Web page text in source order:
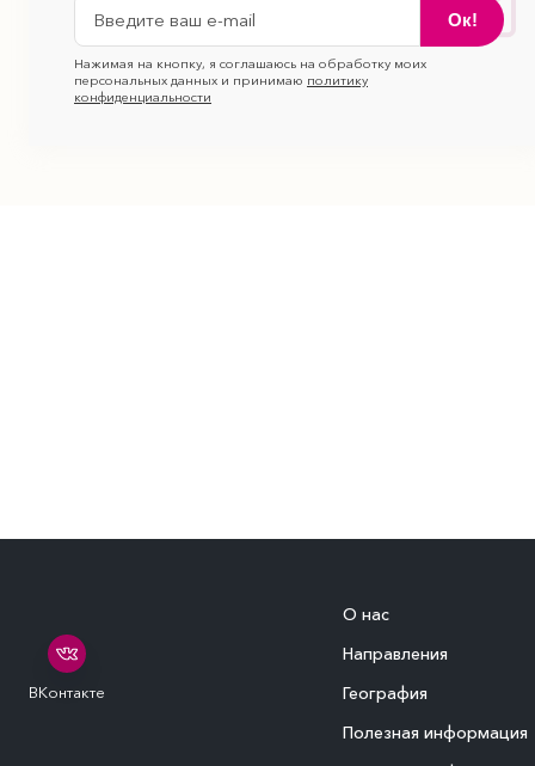
Ок!
Нажимая на кнопку, я соглашаюсь на обработку моих
персональных данных и принимаю политику
конфиденциальности
ВКонтакте
О нас
Направления
География
Полезная информация